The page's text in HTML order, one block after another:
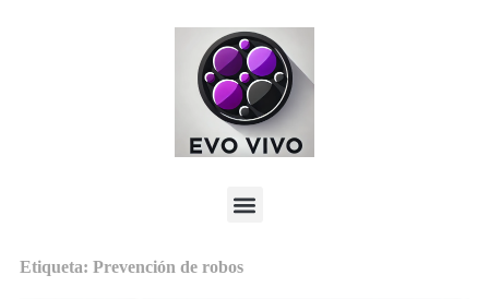
Etiqueta: Prevención de robos